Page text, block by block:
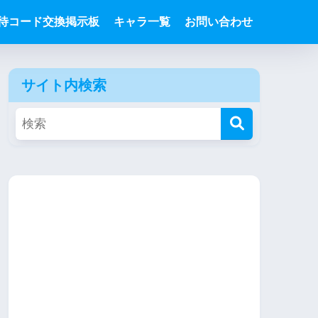
コード交換掲示板 キャラ一覧 お問い合わせ
サイト内検索